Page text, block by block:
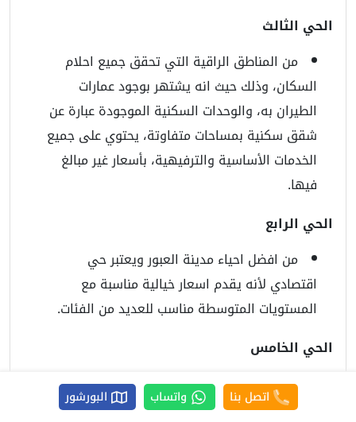
الحي الثالث
من المناطق الراقية التي تحقق جميع احلام
السكان، وذلك حيث انه يشتهر بوجود عمارات
الطيران به، والوحدات السكنية الموجودة عبارة عن
شقق سكنية بمساحات متفاوتة، يحتوي على جميع
الخدمات الأساسية والترفيهية، بأسعار غير مبالغ
فيها.
الحي الرابع
من افضل احياء مدينة العبور ويعتبر حي
اقتصادي لأنه يقدم اسعار خيالية مناسبة مع
المستويات المتوسطة مناسب للعديد من الفئات.
الحي الخامس
من الأحياء الراقية في مدينة العبور للسكن حيث
انه يمتلك منطقة مخصصة للخدمات فقط، كما أنه
اتصل بنا واتساب البورشور